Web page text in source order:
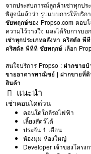
จากประสบการณ์ลูกค้าเช่าทุกปร
พิสูจน์แล้วว่า รูปแบบการให้บริก
ชัยพฤกษ์ของ Propso.com ตอบ
ความไว้วางใจ และได้รับการบ
เช่าทุกประเภทอสังหา คริสตัล พี
คริสตัล พีทีที ชัยพฤกษ์ เลือก
สนใจบริการ Propso :ฝากขาย
ขายอาคารพาณิชย์ |ฝากขายที่
สินค้า
แนะนำ
เช่าคอนโดด่วน
คอนโดใกล้รถไฟฟ้า
เลี้ยงสัตว์ได้
ประกัน 1 เดือน
ห้องมุม ห้องใหญ่
Developer เจ้าของโครง